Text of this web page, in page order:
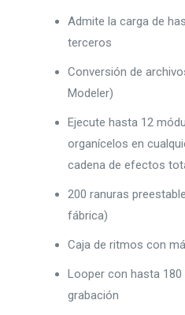
Admite la carga de
terceros
Conversión de
Modeler)
Ejecute hasta 12
organícelos en
cadena de efectos
200 ranuras
fábrica)
Caja de ritmos con
Looper con hasta
grabación